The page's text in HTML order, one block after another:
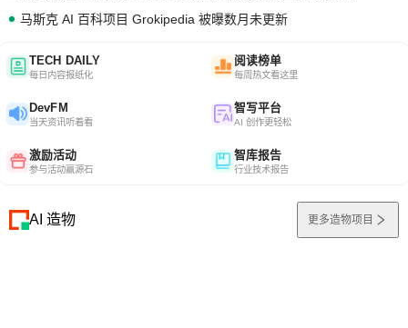
马斯克 AI 百科项目 Grokipedia 被曝数月未更新
TECH DAILY
每日内容报纸化
阅读榜单
每周热文看这里
DevFM
当天资讯听着看
智写平台
AI 创作更轻松
激励活动
参与活动赢源石
智库报告
行业技术报告
AI 造物 更多造物项目